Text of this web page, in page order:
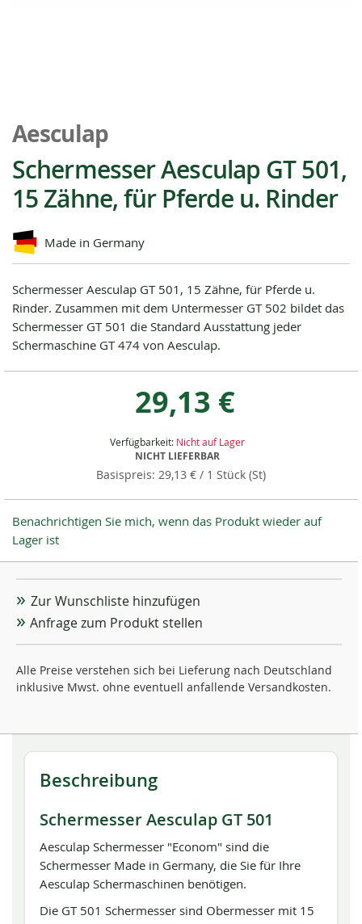
Anfang
der
Bildgalerie
springen
Aesculap
Schermesser Aesculap GT 501,
15 Zähne, für Pferde u. Rinder
Made in Germany
Schermesser Aesculap GT 501, 15 Zähne, für Pferde u.
Rinder. Zusammen mit dem Untermesser GT 502 bildet das
Schermesser GT 501 die Standard Ausstattung jeder
Schermaschine GT 474 von Aesculap.
29,13 €
29,13 € / 1 Stück (St)
Verfügbarkeit: Nicht auf Lager
NICHT LIEFERBAR
Benachrichtigen Sie mich, wenn das Produkt wieder auf
Lager ist
Zur Wunschliste hinzufügen
Anfrage zum Produkt stellen
Alle Preise verstehen sich bei Lieferung nach Deutschland
inklusive Mwst. ohne eventuell anfallende Versandkosten.
Beschreibung
Schermesser Aesculap GT 501
Aesculap Schermesser "Econom" sind die
Schermesser Made in Germany, die Sie für Ihre
Aesculap Schermaschinen benötigen.
Die GT 501 Schermesser sind Obermesser mit 15